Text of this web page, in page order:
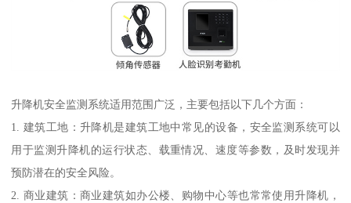
升降机安全监测系统适用范围广泛，主要包括以下几个方面：
1. 建筑工地：升降机是建筑工地中常见的设备，安全监测系统可以
用于监测升降机的运行状态、载重情况、速度等参数，及时发现并
预防潜在的安全风险。
2. 商业建筑：商业建筑如办公楼、购物中心等也常常使用升降机，